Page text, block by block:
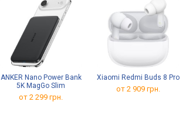
ANKER Nano Power Bank
5K MagGo Slim
от 2 299 грн.
Xiaomi Redmi Buds 8 Pro
от 2 909 грн.